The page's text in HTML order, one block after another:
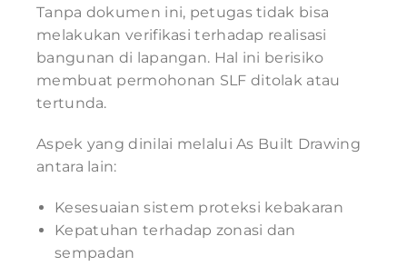
Tanpa dokumen ini, petugas tidak bisa
melakukan verifikasi terhadap realisasi
bangunan di lapangan. Hal ini berisiko
membuat permohonan SLF ditolak atau
tertunda.
Aspek yang dinilai melalui As Built Drawing
antara lain:
Kesesuaian sistem proteksi kebakaran
Kepatuhan terhadap zonasi dan
sempadan